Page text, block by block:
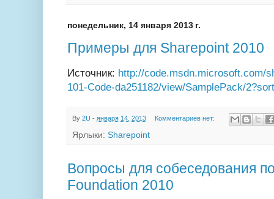
понедельник, 14 января 2013 г.
Примеры для Sharepoint 2010
Источник: http://code.msdn.microsoft.com/
101-Code-da251182/view/SamplePack/
By 2U - января 14, 2013 Комментариев нет:
Ярлыки: Sharepoint
Вопросы для собеседования
Foundation 2010